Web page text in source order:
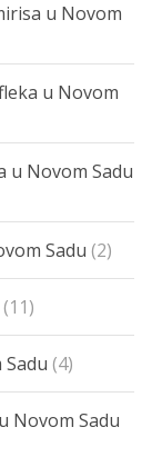
u Novom
u Novom
u Novom Sadu
Sadu (2)
(11)
(4)
Novom Sadu